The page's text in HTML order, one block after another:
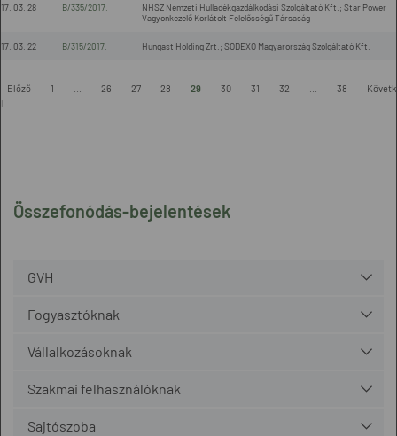
Összefonódás-bejelentések
GVH
Fogyasztóknak
Vállalkozásoknak
Szakmai felhasználóknak
Sajtószoba
03. 28 B/335/2017.
NHSZ Nemzeti Hulladékgazdálkodási Szolgáltató Kft.; Star Power
Vagyonkezelő Korlátolt Felelősségű Társaság
03. 22 B/315/2017. Hungast Holding Zrt.; SODEXO Magyarország Szolgáltató Kft.
Előző 1 26 27 28 29 30 31 32 38